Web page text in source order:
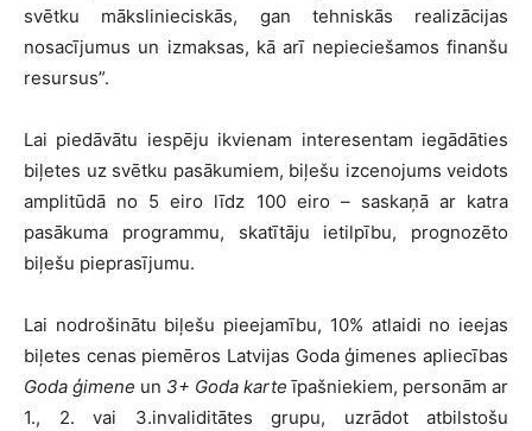
svētku mākslinieciskās, gan tehniskās realizācijas
nosacījumus un izmaksas, kā arī nepieciešamos finanšu
resursus”.
Lai piedāvātu iespēju ikvienam interesentam iegādāties
biļetes uz svētku pasākumiem, biļešu izcenojums veidots
amplitūdā no 5 eiro līdz 100 eiro – saskaņā ar katra
pasākuma programmu, skatītāju ietilpību, prognozēto
biļešu pieprasījumu.
Lai nodrošinātu biļešu pieejamību, 10% atlaidi no ieejas
biļetes cenas piemēros Latvijas Goda ģimenes apliecības
Goda ģimene un 3+ Goda karte īpašniekiem, personām ar
1., 2. vai 3.invaliditātes grupu, uzrādot atbilstošu